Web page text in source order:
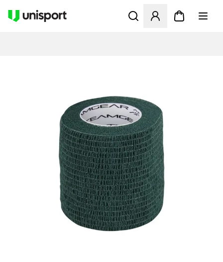
Öppnar en Modal för att